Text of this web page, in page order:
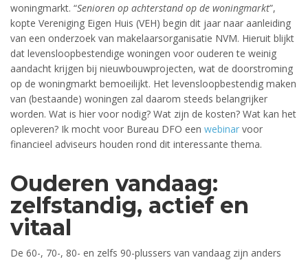
woningmarkt. “Senioren op achterstand op de woningmarkt”,
kopte Vereniging Eigen Huis (VEH) begin dit jaar naar aanleiding
van een onderzoek van makelaarsorganisatie NVM. Hieruit blijkt
dat levensloopbestendige woningen voor ouderen te weinig
aandacht krijgen bij nieuwbouwprojecten, wat de doorstroming
op de woningmarkt bemoeilijkt. Het levensloopbestendig maken
van (bestaande) woningen zal daarom steeds belangrijker
worden. Wat is hier voor nodig? Wat zijn de kosten? Wat kan het
opleveren? Ik mocht voor Bureau DFO een webinar voor
financieel adviseurs houden rond dit interessante thema.
Ouderen vandaag:
zelfstandig, actief en
vitaal
De 60-, 70-, 80- en zelfs 90-plussers van vandaag zijn anders